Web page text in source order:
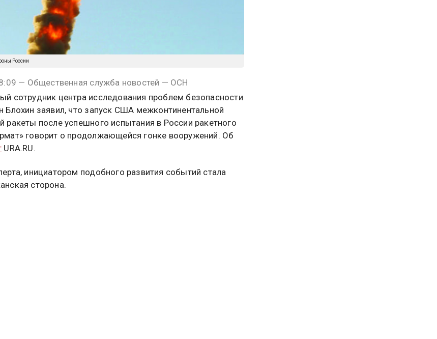
России
— Общественная служба новостей — ОСН
сотрудник центра исследования проблем безопасности
Блохин заявил, что запуск США межконтинентальной
ракеты после успешного испытания в России ракетного
говорит о продолжающейся гонке вооружений. Об
URA.RU.
инициатором подобного развития событий стала
сторона.